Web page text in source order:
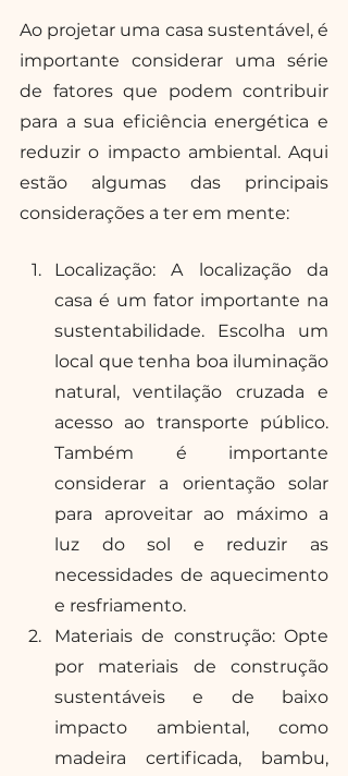
Ao projetar uma casa sustentável, é
importante considerar uma série
de fatores que podem contribuir
para a sua eficiência energética e
reduzir o impacto ambiental. Aqui
estão algumas das principais
considerações a ter em mente:
Localização: A localização da
casa é um fator importante na
sustentabilidade. Escolha um
local que tenha boa iluminação
natural, ventilação cruzada e
acesso ao transporte público.
Também é importante
considerar a orientação solar
para aproveitar ao máximo a
luz do sol e reduzir as
necessidades de aquecimento
e resfriamento.
Materiais de construção: Opte
por materiais de construção
sustentáveis e de baixo
impacto ambiental, como
madeira certificada, bambu,